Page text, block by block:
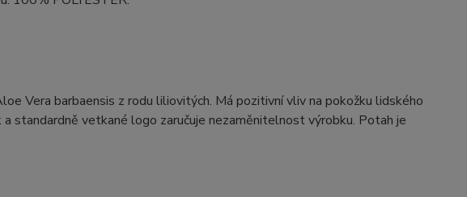
Vera barbaensis z rodu liliovitých. Má pozitivní vliv na pokožku lidského
standardně vetkané logo zaručuje nezaměnitelnost výrobku. Potah je